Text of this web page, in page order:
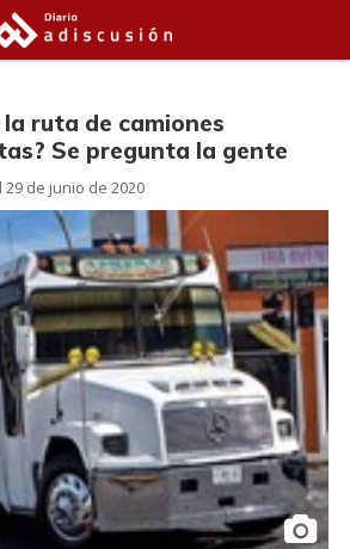
la ruta de camiones
Se pregunta la gente
29 de junio de 2020